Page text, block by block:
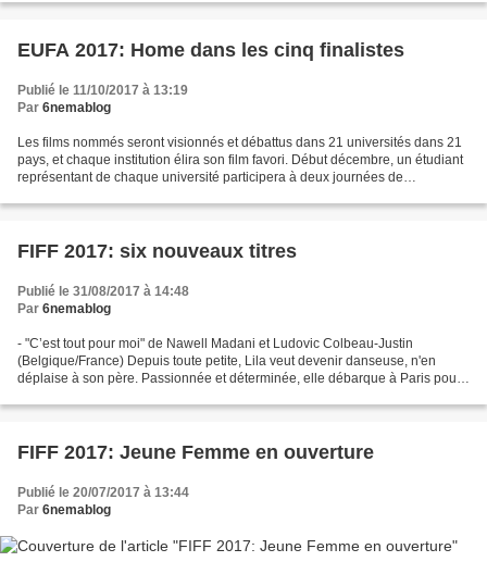
EUFA 2017: Home dans les cinq finalistes
Publié le 11/10/2017 à 13:19
Par 6nemablog
Les films nommés seront visionnés et débattus dans 21 universités dans 21
pays, et chaque institution élira son film favori. Début décembre, un étudiant
représentant de chaque université participera à deux journées de
FIFF 2017: six nouveaux titres
Publié le 31/08/2017 à 14:48
Par 6nemablog
- "C’est tout pour moi" de Nawell Madani et Ludovic Colbeau-Justin
(Belgique/France) Depuis toute petite, Lila veut devenir danseuse, n'en
déplaise à son père. Passionnée et déterminée, elle débarque à Paris pour
FIFF 2017: Jeune Femme en ouverture
Publié le 20/07/2017 à 13:44
Par 6nemablog